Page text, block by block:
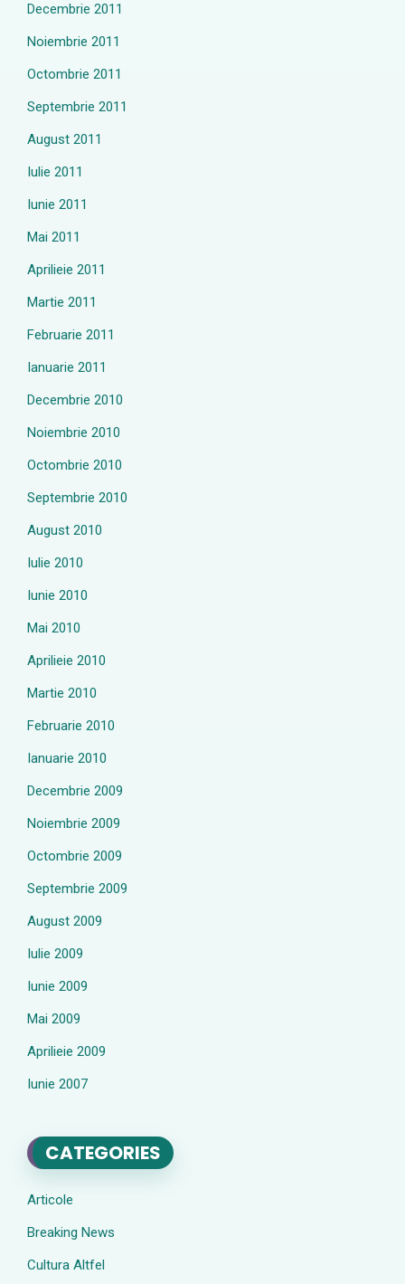
Decembrie 2011
Noiembrie 2011
Octombrie 2011
Septembrie 2011
August 2011
Iulie 2011
Iunie 2011
Mai 2011
Aprilieie 2011
Martie 2011
Februarie 2011
Ianuarie 2011
Decembrie 2010
Noiembrie 2010
Octombrie 2010
Septembrie 2010
August 2010
Iulie 2010
Iunie 2010
Mai 2010
Aprilieie 2010
Martie 2010
Februarie 2010
Ianuarie 2010
Decembrie 2009
Noiembrie 2009
Octombrie 2009
Septembrie 2009
August 2009
Iulie 2009
Iunie 2009
Mai 2009
Aprilieie 2009
Iunie 2007
CATEGORIES
Articole
Breaking News
Cultura Altfel